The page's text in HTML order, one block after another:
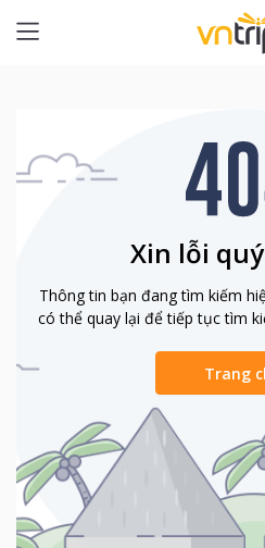
Xin lỗi
Thông tin bạn đang tìm kiếm
có thể quay lại để tiếp tục tìm
Trang